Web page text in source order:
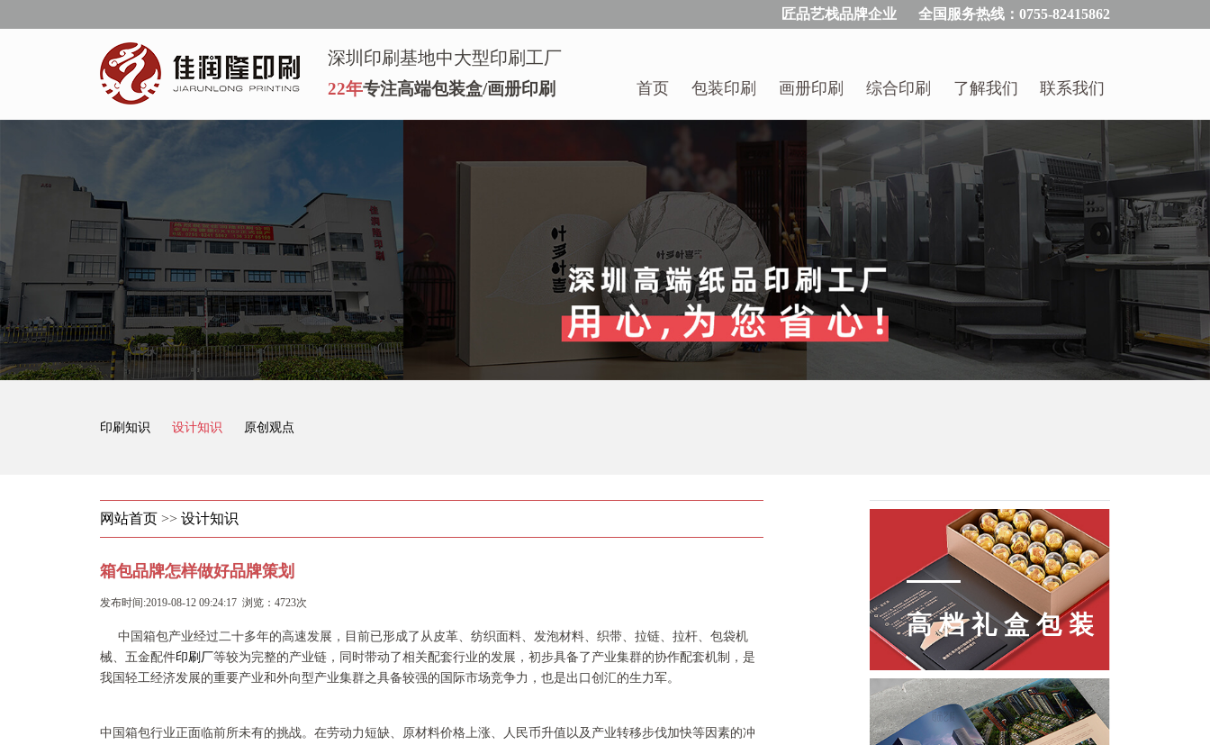
匠品艺栈品牌企业 全国服务热线：0755-82415862
深圳印刷基地中大型印刷工厂
22年专注高端包装盒/画册印刷 首页 包装印刷 画册印刷 综合印刷 了解我们 联系我们
印刷知识 设计知识 原创观点
网站首页 >>设计知识
箱包品牌怎样做好品牌策划
发布时间:2019-08-12 09:24:17 浏览：4723次
中国箱包产业经过二十多年的高速发展，目前已形成了从皮革、纺织面料、发泡材料、织带、拉链、拉杆、包袋机
械、五金配件印刷厂等较为完整的产业链，同时带动了相关配套行业的发展，初步具备了产业集群的协作配套机制，是
我国轻工经济发展的重要产业和外向型产业集群之具备较强的国际市场竞争力，也是出口创汇的生力军。
中国箱包行业正面临前所未有的挑战。在劳动力短缺、原材料价格上涨、人民币升值以及产业转移步伐加快等因素的冲
高档礼盒包装